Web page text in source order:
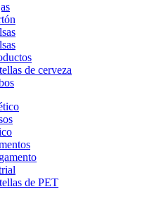
de cerveza
de PET